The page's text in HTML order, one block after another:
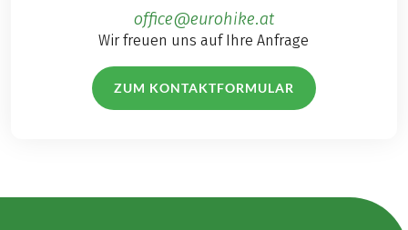
office@eurohike.at
Wir freuen uns auf Ihre Anfrage
ZUM KONTAKTFORMULAR